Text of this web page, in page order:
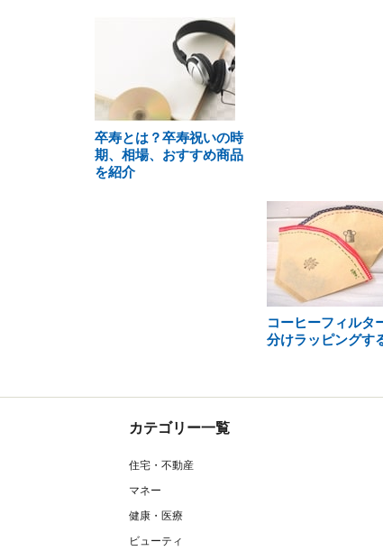
卒寿とは？卒寿祝いの時
期、相場、おすすめ商品
を紹介
コーヒーフィルタ
分けラッピングす
カテゴリー一覧
住宅・不動産
マネー
健康・医療
ビューティ